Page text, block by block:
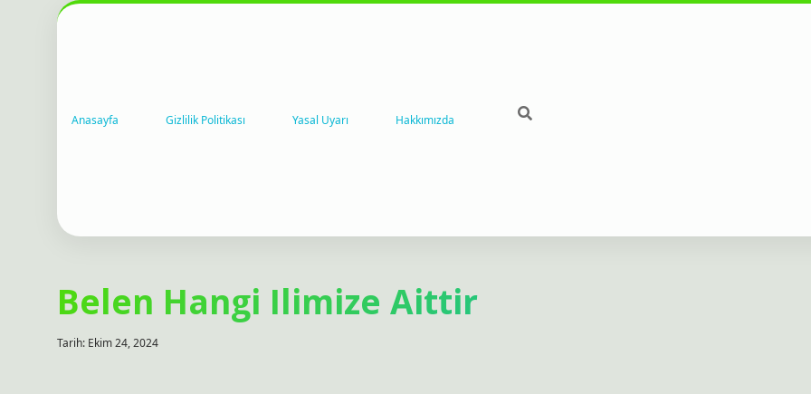
Anasayfa Gizlilik Politikası Yasal Uyarı Hakkımızda
Belen Hangi Ilimize Aittir
Tarih: Ekim 24, 2024